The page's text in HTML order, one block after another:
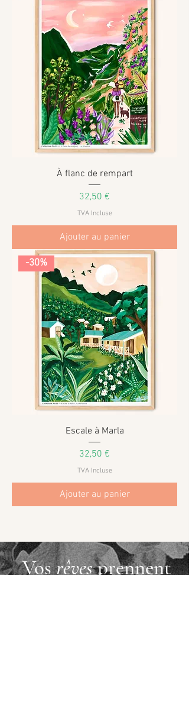
À flanc de rempart
Prix
32,50 €
TVA Incluse
Ajouter au panier
-30%
Escale à Marla
Prix
32,50 €
TVA Incluse
Ajouter au panier
Vosrêvesprennent